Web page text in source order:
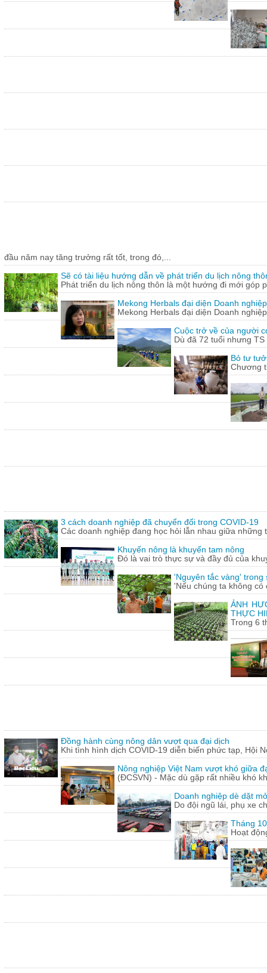
đầu năm nay tăng trưởng rất tốt, trong đó,...
Sẽ có tài liệu hướng dẫn về phát triển du lịch nông
Phát triển du lịch nông thôn là một hướng đi mới góp
Mekong Herbals đại diện Doanh
Mekong Herbals đại diện Doanh
Cuộc trở về của người
Dù đã 72 tuổi nhưng
Bỏ tư
Chương
3 cách doanh nghiệp đã chuyển đổi trong COVID-19
Các doanh nghiệp đang học hỏi lẫn nhau giữa những
Khuyến nông là khuyến tam nông
Đó là vai trò thực sự và đầy đủ của
'Nguyên tắc vàng' trong
'Nếu chúng ta không
ẢNH
THỰC
Trong 6
Đồng hành cùng nông dân vượt qua đại dịch
Khi tình hình dịch COVID-19 diễn biến phức tạp, Hội
Nông nghiệp Việt Nam vượt khó giữa
(ĐCSVN) - Mặc dù gặp rất nhiều khó
Doanh nghiệp dè dặt
Do đội ngũ lái, phụ xe
Tháng
Hoạt